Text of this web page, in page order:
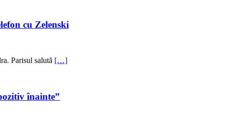
cu Zelenski
Parisul salută […]
înainte”